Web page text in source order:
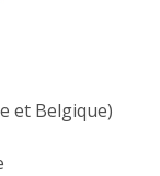
et Belgique)